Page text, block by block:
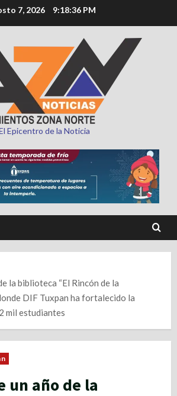
7, 2026 9:18:37 PM
Epicentro de la Noticia
la biblioteca “El Rincón de la
DIF Tuxpan ha fortalecido la
mil estudiantes
un año de la